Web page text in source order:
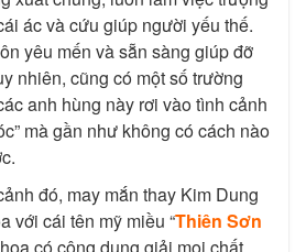
ác và cứu giúp người yếu thế.
yêu mến và sẵn sàng giúp đỡ
nhiên, cũng có một số trường
anh hùng này rơi vào tình cảnh
mà gần như không có cách nào
đó, may mắn thay Kim Dung
với cái tên mỹ miều “Thiên Sơn